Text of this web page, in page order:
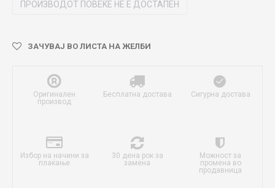
ПРОИЗВОДОТ ПОВЕЌЕ НЕ Е ДОСТАПЕН
ЗАЧУВАЈ ВО ЛИСТА НА ЖЕЛБИ
Оригинален
производ
Бесплатна достава Сигурна достава
Избор на начини за
плаќање
30 дена рок за
замена
Можност за
промена во
продавница